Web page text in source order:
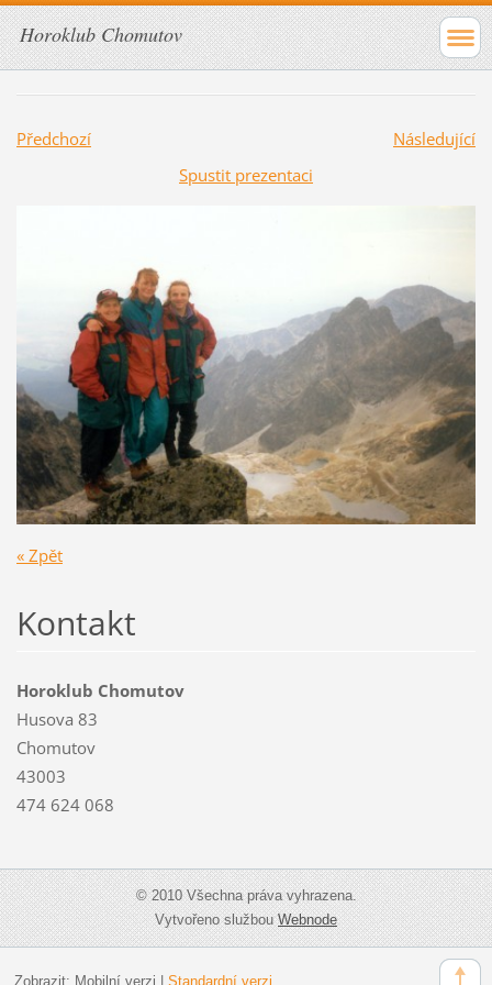
Horoklub Chomutov
Předchozí
Následující
Spustit prezentaci
« Zpět
Kontakt
Horoklub Chomutov
Husova 83
Chomutov
43003
474 624 068
© 2010 Všechna práva vyhrazena.
Vytvořeno službouWebnode
Zobrazit: Mobilní verzi Standardní verzi